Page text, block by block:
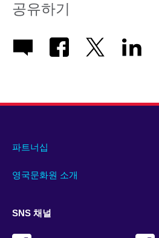
공유하기
파트너십
영국문화원 소개
SNS 채널